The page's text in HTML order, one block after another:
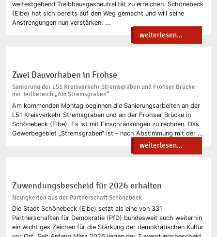
weitestgehend Treibhausgasneutralität zu erreichen. Schönebeck
(Elbe) hat sich bereits auf den Weg gemacht und will seine
Anstrengungen nun verstärken. ...
weiterlesen...
Zwei Bauvorhaben in Frohse
Sanierung der L51 Kreisverkehr Stremsgraben und Frohser Brücke
mit Teilbereich „Am Stremsgraben“
Am kommenden Montag beginnen die Sanierungsarbeiten an der
L51 Kreisverkehr Stremsgraben und an der Frohser Brücke in
Schönebeck (Elbe). Es ist mit Einschränkungen zu rechnen. Das
Gewerbegebiet „Stremsgraben“ ist – nach Abstimmung mit der ...
weiterlesen...
Zuwendungsbescheid für 2026 erhalten
Neuigkeiten aus der Partnerschaft Schönebeck
Die Stadt Schönebeck (Elbe) setzt als eine von 331
Partnerschaften für Demokratie (PfD) bundesweit auch weiterhin
ein wichtiges Zeichen für die Stärkung der demokratischen Kultur